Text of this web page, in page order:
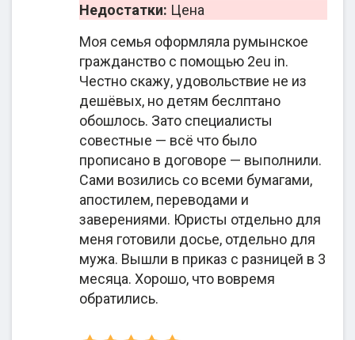
стран Азии, ЕС
по репатриации
досье и запись в
миграционную
службу;
5. Отслеживание
этапов
рассмотрения
дела;
6. Языковая
подготовка (по
желанию
репатрианта);
7. Оформление
внутренних
Недостатки: Цена
Моя семья оформляла румынское
гражданство с помощью 2eu in.
Честно скажу, удовольствие не из
дешёвых, но детям беслптано
обошлось. Зато специалисты
совестные — всё что было
прописано в договоре — выполнили.
Сами возились со всеми бумагами,
апостилем, переводами и
заверениями. Юристы отдельно для
меня готовили досье, отдельно для
мужа. Вышли в приказ с разницей в 3
месяца. Хорошо, что вовремя
обратились.